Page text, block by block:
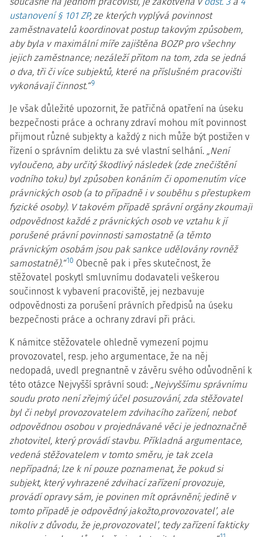
ustanovení § 101 ZP, ze kterých vyplývá povinnost
zaměstnavatelů koordinovat postup takovým způsobem,
aby byla v maximální míře zajištěna BOZP pro všechny
jejich zaměstnance; nezáleží přitom na tom, zda se jedná
o dva, tři či více subjektů, které na příslušném pracovišti
vykonávají činnost.“9
Je však důležité upozornit, že patřičná opatření na úseku
bezpečnosti práce a ochrany zdraví mohou mít povinnost
přijmout různé subjekty a každý z nich může být postižen v
řízení o správním deliktu za své vlastní selhání. „Není
vyloučeno, aby určitý škodlivý následek (zde znečištění
vodního toku) byl způsoben konáním či opomenutím více
právnických osob (a to případně i v souběhu s přestupkem
fyzické osoby). V takovém případě správní orgány zkoumají
odpovědnost každé z právnických osob ve vztahu k jí
porušené právní povinnosti samostatně (a těmto
právnickým osobám jsou pak sankce udělovány rovněž
samostatně).“10 Obecně pak i přes skutečnost, že
stěžovatel poskytl smluvnímu dodavateli veškerou
součinnost k vybavení pracoviště, jej nezbavuje
odpovědnosti za porušení právních předpisů na úseku
bezpečnosti práce a ochrany zdraví při práci.
K námitce stěžovatele ohledně vymezení pojmu
provozovatel, resp. jeho argumentace, že na něj
nedopadá, uvedl pregnantně v závěru svého odůvodnění k
této otázce Nejvyšší správní soud: „Nejvyššímu správnímu
soudu proto není zřejmý účel posuzování, zda stěžovatel
byl či nebyl provozovatelem zdvihacího zařízení, neboť
odpovědnou osobou v projednávané věci je jednoznačně
zhotovitel, který provádí stavbu. Příkladná argumentace,
vedená stěžovatelem v tomto směru, je tak zcela
nepřípadná; lze k ní pouze poznamenat, že pokud si
subjekt, který vyhrazené zdvihací zařízení provozuje,
provádí opravy sám, je povinen mít oprávnění; jedině v
tomto případě je odpovědný jakožto,provozovatel’, ale
nikoliv z důvodu, že je,provozovatel’, tedy zařízení fakticky